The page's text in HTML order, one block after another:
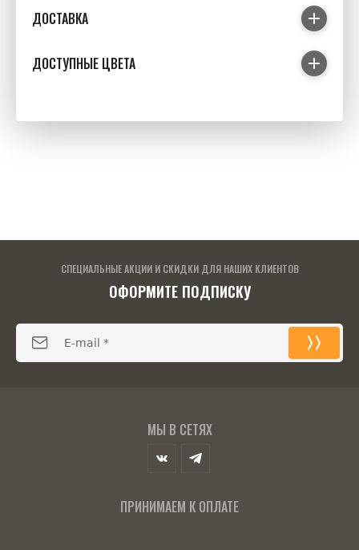
ДОСТАВКА
ДОСТУПНЫЕ ЦВЕТА
СПЕЦИАЛЬНЫЕ АКЦИИ И СКИДКИ ДЛЯ НАШИХ КЛИЕНТОВ
ОФОРМИТЕ ПОДПИСКУ
МЫ В СЕТЯХ
ПРИНИМАЕМ К ОПЛАТЕ